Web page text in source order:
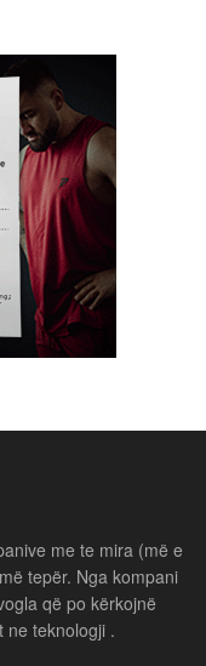
me te mira (më e
tepër. Nga kompani
që po kërkojnë
ne teknologji .